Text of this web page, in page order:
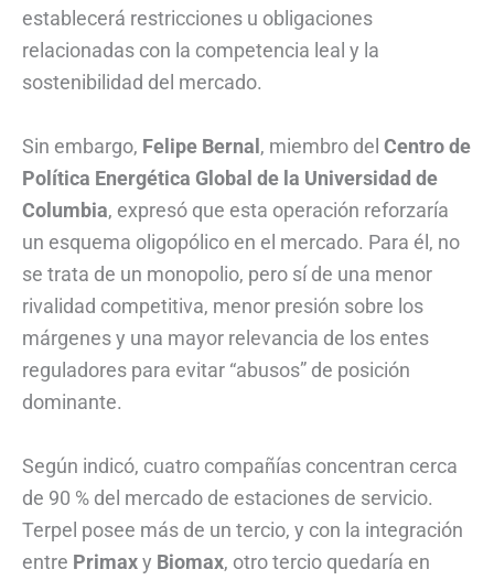
establecerá restricciones u obligaciones
relacionadas con la competencia leal y la
sostenibilidad del mercado.
Sin embargo, Felipe Bernal , miembro del Centro de
Política Energética Global de la Universidad de
Columbia, expresó que esta operación reforzaría
un esquema oligopólico en el mercado. Para él, no
se trata de un monopolio, pero sí de una menor
rivalidad competitiva, menor presión sobre los
márgenes y una mayor relevancia de los entes
reguladores para evitar “abusos” de posición
dominante.
Según indicó, cuatro compañías concentran cerca
de 90 % del mercado de estaciones de servicio.
Terpel posee más de un tercio, y con la integración
entre Primaxy Biomax, otro tercio quedaría en